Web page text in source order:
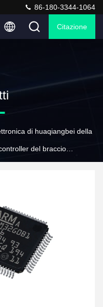
86-180-3344-1064
Citazione
di huaqiangbei della
del braccio